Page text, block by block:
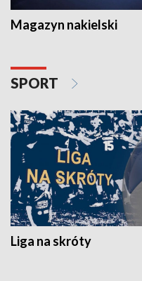
Magazyn nakielski
SPORT
Liga na skróty